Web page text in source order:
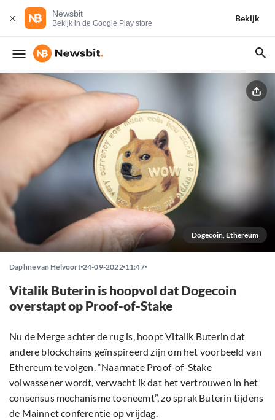
Newsbit
Bekijk in de Google Play store
Bekijk
Dogecoin, Ethereum
Daphne van Helvoort 24-09-2022 11:47
Vitalik Buterin is hoopvol dat Dogecoin
overstapt op Proof-of-Stake
Nu de Mergeachter de rug is, hoopt Vitalik Buterin dat
andere blockchains geïnspireerd zijn om het voorbeeld van
Ethereum te volgen. “Naarmate Proof-of-Stake
volwassener wordt, verwacht ik dat het vertrouwen in het
consensus mechanisme toeneemt”, zo sprak Buterin tijdens
de Mainnet conferentie op vrijdag.